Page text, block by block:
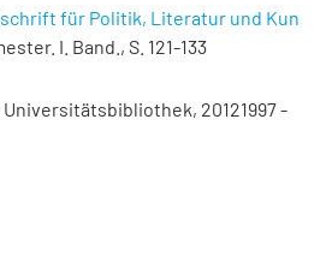
für Politik, Literatur und Kun
I. Band., S. 121-133
20121997 -